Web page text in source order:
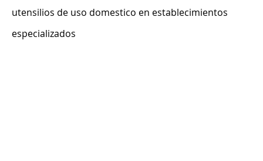
utensilios de uso domestico en establecimientos
especializados